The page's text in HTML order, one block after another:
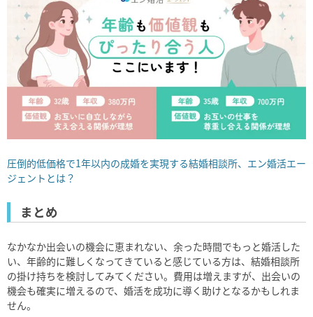
圧倒的低価格で1年以内の成婚を実現する結婚相談所、エン婚活エー
ジェントとは？
まとめ
なかなか出会いの機会に恵まれない、余った時間でもっと婚活した
い、年齢的に難しくなってきていると感じている方は、結婚相談所
の掛け持ちを検討してみてください。費用は増えますが、出会いの
機会も確実に増えるので、婚活を成功に導く助けとなるかもしれま
せん。